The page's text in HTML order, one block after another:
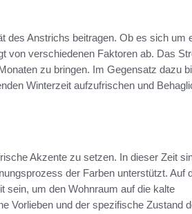
des Anstrichs beitragen. Ob es sich um
von verschiedenen Faktoren ab. Das
zu bringen. Im Gegensatz dazu
Winterzeit aufzufrischen und
Akzente zu setzen. In dieser Zeit
der Farben unterstützt. Auf
sein, um den Wohnraum auf die kalte
Vorlieben und der spezifische Zustand